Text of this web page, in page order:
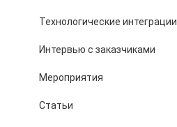
Технологические интеграции
Интервью с заказчиками
Мероприятия
Статьи